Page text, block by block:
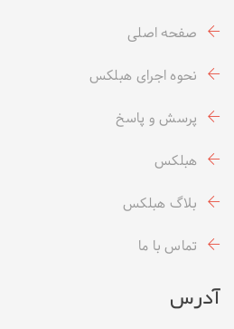
صفحه اصلی
نحوه اجرای هبلکس
پرسش و پاسخ
هبلکس
بلاگ هبلکس
تماس با ما
آدرس